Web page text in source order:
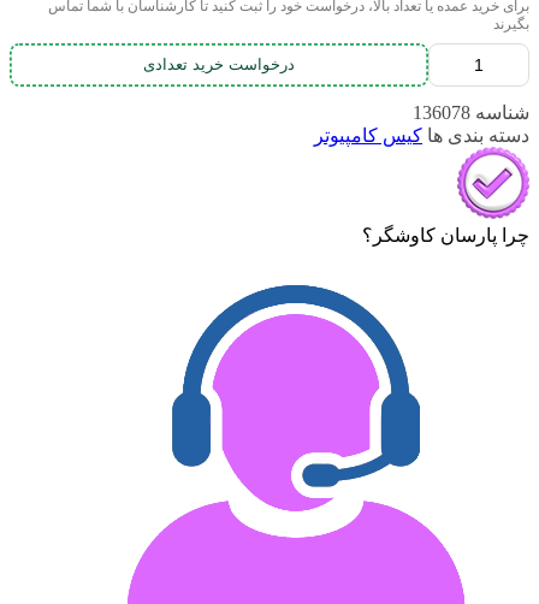
برای خرید عمده یا تعداد بالا، درخواست خود را ثبت کنید تا کارشناسان با شما تماس
بگیرند
درخواست خرید تعدادی
شناسه 136078
دسته بندی ها کیس کامپیوتر
چرا پارسان کاوشگر؟